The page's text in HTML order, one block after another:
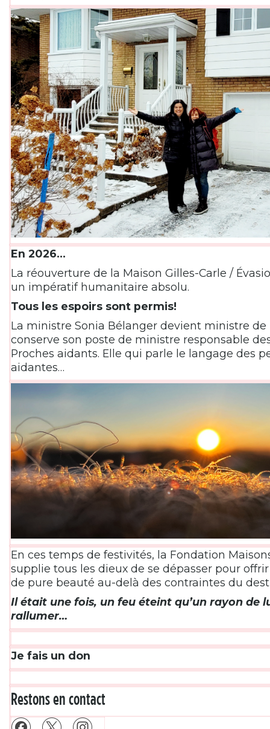
En 2026…
La réouverture de la Maison Gilles-Carle /
un impératif humanitaire absolu.
Tous les espoirs sont permis!
La ministre Sonia Bélanger devient ministre de
conserve son poste de ministre responsable
Proches aidants. Elle qui parle le langage des
aidantes…
En ces temps de festivités, la Fondation
supplie tous les dieux de se dépasser pour
de pure beauté au-delà des contraintes du
Il était une fois, un feu éteint qu’un rayon de
rallumer…
Je fais un don
Restons en contact